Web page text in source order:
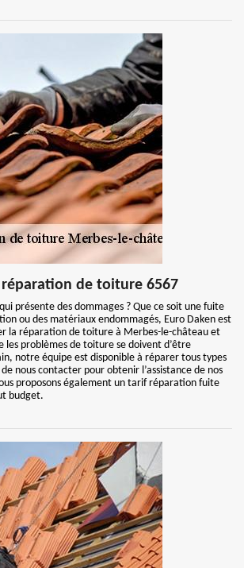
de toiture 6567
présente des dommages ? Que ce soit une fuite
ou des matériaux endommagés, Euro Daken est
la réparation de toiture à Merbes-le-château et
les problèmes de toiture se doivent d’être
notre équipe est disponible à réparer tous types
nous contacter pour obtenir l’assistance de nos
proposons également un tarif réparation fuite
budget.